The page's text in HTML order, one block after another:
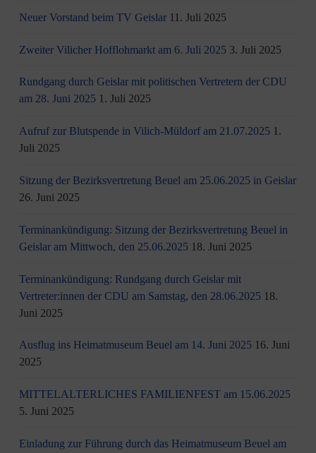
Neuer Vorstand beim TV Geislar 11. Juli 2025
Zweiter Vilicher Hofflohmarkt am 6. Juli 2025 3. Juli 2025
Rundgang durch Geislar mit politischen Vertretern der CDU
am 28. Juni 2025 1. Juli 2025
Aufruf zur Blutspende in Vilich-Müldorf am 21.07.2025 1.
Juli 2025
Sitzung der Bezirksvertretung Beuel am 25.06.2025 in Geislar
26. Juni 2025
Terminankündigung: Sitzung der Bezirksvertretung Beuel in
Geislar am Mittwoch, den 25.06.2025 18. Juni 2025
Terminankündigung: Rundgang durch Geislar mit
Vertreter:innen der CDU am Samstag, den 28.06.2025 18.
Juni 2025
Ausflug ins Heimatmuseum Beuel am 14. Juni 2025 16. Juni
2025
MITTELALTERLICHES FAMILIENFEST am 15.06.2025
5. Juni 2025
Einladung zur Führung durch das Heimatmuseum Beuel am